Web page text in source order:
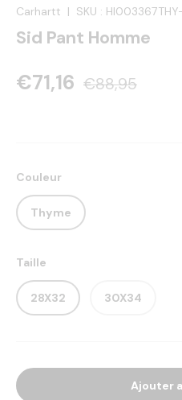
Carhartt | SKU :
Sid Pant Homme
€71,16 €88,95
Couleur
Thyme
Taille
28X32 30X34
Ajouter